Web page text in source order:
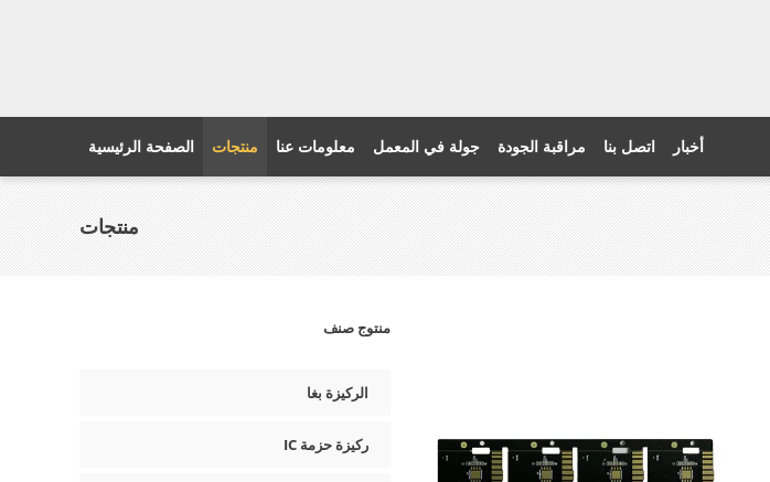
الصفحة الرئيسية منتجات معلومات عنا جولة في المعمل مراقبة الجودة اتصل بنا أخبار
منتجات
منتوج صنف
الركيزة بغا
ركيزة حزمة IC